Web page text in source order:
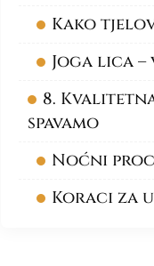
Kako
Joga lica
8.
spavamo
Noćni
Koraci za